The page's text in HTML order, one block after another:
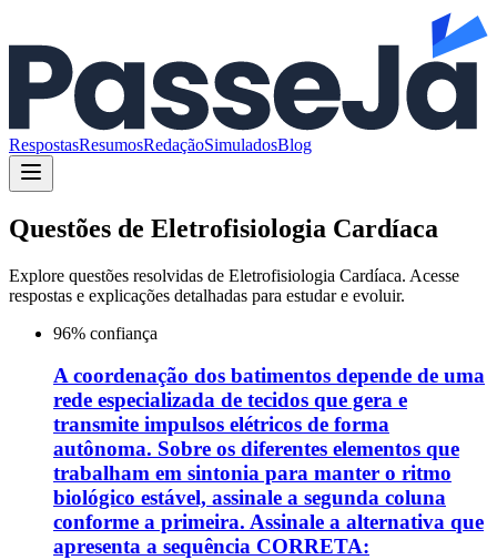
RespostasResumosRedaçãoSimuladosBlog
Questões de Eletrofisiologia Cardíaca
Explore questões resolvidas de Eletrofisiologia Cardíaca. Acesse
respostas e explicações detalhadas para estudar e evoluir.
96% confiança
A coordenação dos batimentos depende de uma
rede especializada de tecidos que gera e
transmite impulsos elétricos de forma
autônoma. Sobre os diferentes elementos que
trabalham em sintonia para manter o ritmo
biológico estável, assinale a segunda coluna
conforme a primeira. Assinale a alternativa que
apresenta a sequência CORRETA: